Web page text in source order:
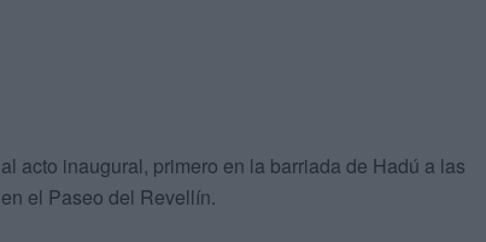
acto inaugural, primero en la barriada de Hadú a las
el Paseo del Revellín.